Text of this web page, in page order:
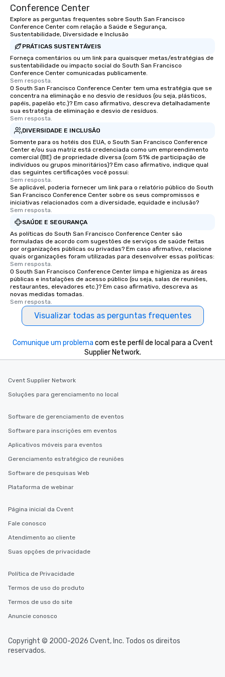
Conference Center
Explore as perguntas frequentes sobre South San Francisco
Conference Center com relação a Saúde e Segurança,
Sustentabilidade, Diversidade e Inclusão
PRÁTICAS SUSTENTÁVEIS
Forneça comentários ou um link para quaisquer metas/estratégias de
sustentabilidade ou impacto social do South San Francisco
Conference Center comunicadas publicamente.
Sem resposta.
O South San Francisco Conference Center tem uma estratégia que se
concentra na eliminação e no desvio de resíduos (ou seja, plásticos,
papéis, papelão etc.)? Em caso afirmativo, descreva detalhadamente
sua estratégia de eliminação e desvio de resíduos.
Sem resposta.
DIVERSIDADE E INCLUSÃO
Somente para os hotéis dos EUA, o South San Francisco Conference
Center e/ou sua matriz está credenciada como um empreendimento
comercial (BE) de propriedade diversa (com 51% de participação de
indivíduos ou grupos minoritários)? Em caso afirmativo, indique qual
das seguintes certificações você possui:
Sem resposta.
Se aplicável, poderia fornecer um link para o relatório público do South
San Francisco Conference Center sobre os seus compromissos e
iniciativas relacionados com a diversidade, equidade e inclusão?
Sem resposta.
SAÚDE E SEGURANÇA
As políticas do South San Francisco Conference Center são
formuladas de acordo com sugestões de serviços de saúde feitas
por organizações públicas ou privadas? Em caso afirmativo, relacione
quais organizações foram utilizadas para desenvolver essas políticas:
Sem resposta.
O South San Francisco Conference Center limpa e higieniza as áreas
públicas e instalações de acesso público (ou seja, salas de reuniões,
restaurantes, elevadores etc.)? Em caso afirmativo, descreva as
novas medidas tomadas.
Sem resposta.
Visualizar todas as perguntas frequentes
Comunique um problema com este perfil de local para a Cvent
Supplier Network.
Cvent Supplier Network
Soluções para gerenciamento no local
Software de gerenciamento de eventos
Software para inscrições em eventos
Aplicativos móveis para eventos
Gerenciamento estratégico de reuniões
Software de pesquisas Web
Plataforma de webinar
Página inicial da Cvent
Fale conosco
Atendimento ao cliente
Suas opções de privacidade
Política de Privacidade
Termos de uso do produto
Termos de uso do site
Anuncie conosco
Copyright © 2000-2026 Cvent, Inc. Todos os direitos
reservados.